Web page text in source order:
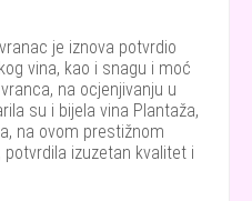
je iznova potvrdio
vina, kao i snagu i moć
na ocjenjivanju u
su i bijela vina Plantaža,
na ovom prestižnom
izuzetan kvalitet i